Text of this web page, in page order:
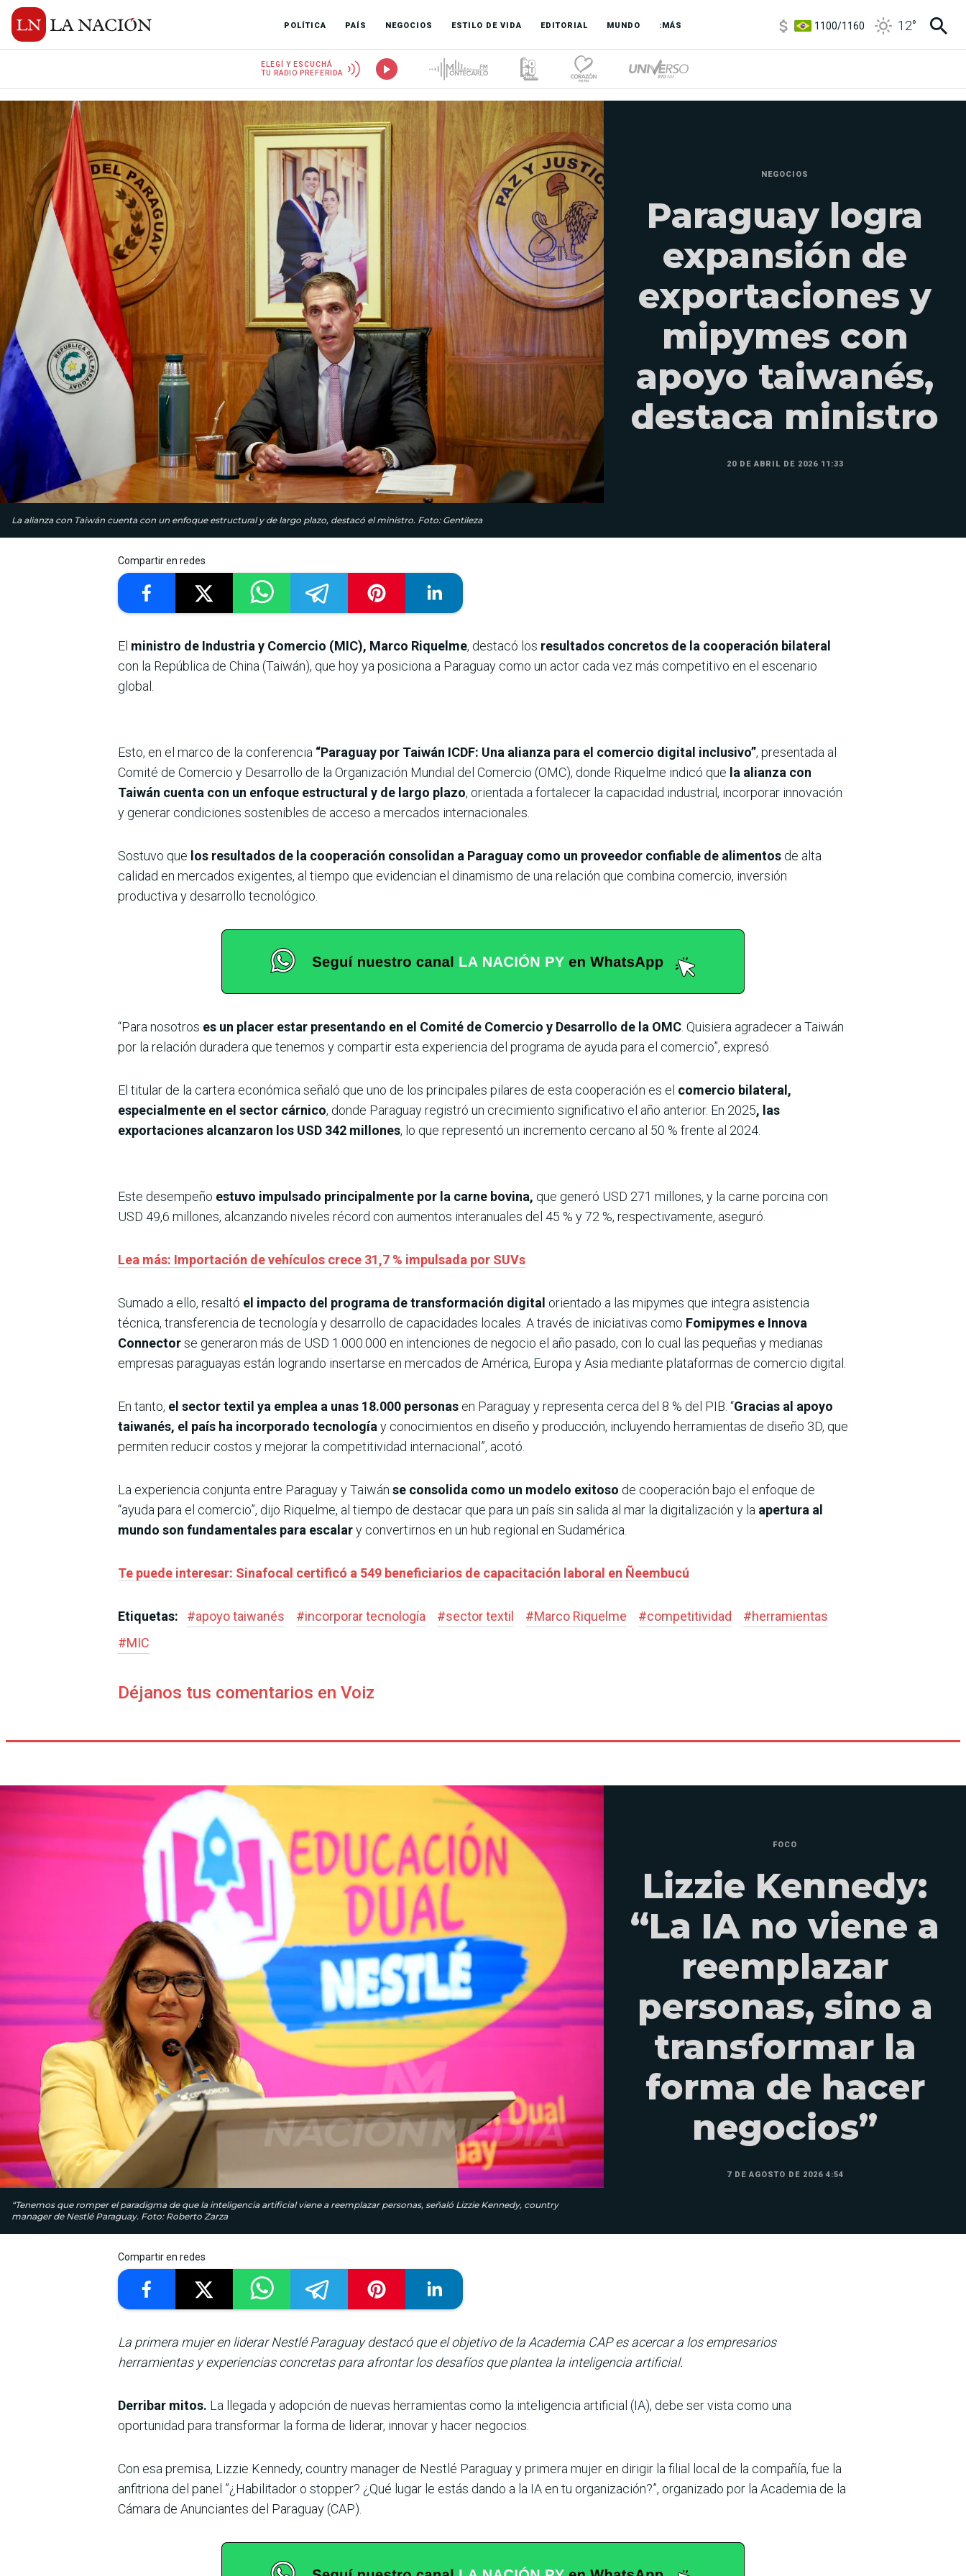
POLÍTICA PAÍS NEGOCIOS ESTILO DE VIDA EDITORIAL MUNDO :MÁS
3,8/4
12°
ELEGÍ Y ESCUCHÁ
TU RADIO PREFERIDA
La alianza con Taiwán cuenta con un enfoque estructural y de largo plazo, destacó el ministro. Foto: Gentileza
NEGOCIOS
Paraguay logra
expansión de
exportaciones y
mipymes con
apoyo taiwanés,
destaca ministro
20 DE ABRIL DE 2026 11:33
Compartir en redes
El ministro de Industria y Comercio (MIC), Marco Riquelme, destacó los resultados concretos de la cooperación bilateral
con la República de China (Taiwán), que hoy ya posiciona a Paraguay como un actor cada vez más competitivo en el escenario
global.
Esto, en el marco de la conferencia “Paraguay por Taiwán ICDF: Una alianza para el comercio digital inclusivo”, presentada al
Comité de Comercio y Desarrollo de la Organización Mundial del Comercio (OMC), donde Riquelme indicó que la alianza con
Taiwán cuenta con un enfoque estructural y de largo plazo, orientada a fortalecer la capacidad industrial, incorporar innovación
y generar condiciones sostenibles de acceso a mercados internacionales.
Sostuvo que los resultados de la cooperación consolidan a Paraguay como un proveedor confiable de alimentos de alta
calidad en mercados exigentes, al tiempo que evidencian el dinamismo de una relación que combina comercio, inversión
productiva y desarrollo tecnológico.
“Para nosotros es un placer estar presentando en el Comité de Comercio y Desarrollo de la OMC . Quisiera agradecer a Taiwán
por la relación duradera que tenemos y compartir esta experiencia del programa de ayuda para el comercio”, expresó.
El titular de la cartera económica señaló que uno de los principales pilares de esta cooperación es el comercio bilateral,
especialmente en el sector cárnico, donde Paraguay registró un crecimiento significativo el año anterior. En 2025, las
exportaciones alcanzaron los USD 342 millones, lo que representó un incremento cercano al 50 % frente al 2024.
Este desempeño estuvo impulsado principalmente por la carne bovina, que generó USD 271 millones, y la carne porcina con
USD 49,6 millones, alcanzando niveles récord con aumentos interanuales del 45 % y 72 %, respectivamente, aseguró.
Lea más: Importación de vehículos crece 31,7 % impulsada por SUVs
Sumado a ello, resaltó el impacto del programa de transformación digital orientado a las mipymes que integra asistencia
técnica, transferencia de tecnología y desarrollo de capacidades locales. A través de iniciativas como Fomipymes e Innova
Connectorse generaron más de USD 1.000.000 en intenciones de negocio el año pasado, con lo cual las pequeñas y medianas
empresas paraguayas están logrando insertarse en mercados de América, Europa y Asia mediante plataformas de comercio digital.
En tanto, el sector textil ya emplea a unas 18.000 personas en Paraguay y representa cerca del 8 % del PIB. “Gracias al apoyo
taiwanés, el país ha incorporado tecnología y conocimientos en diseño y producción, incluyendo herramientas de diseño 3D, que
permiten reducir costos y mejorar la competitividad internacional”, acotó.
La experiencia conjunta entre Paraguay y Taiwán se consolida como un modelo exitoso de cooperación bajo el enfoque de
“ayuda para el comercio”, dijo Riquelme, al tiempo de destacar que para un país sin salida al mar la digitalización y la apertura al
mundo son fundamentales para escalary convertirnos en un hub regional en Sudamérica.
Te puede interesar: Sinafocal certificó a 549 beneficiarios de capacitación laboral en Ñeembucú
Etiquetas: #apoyo taiwanés #incorporar tecnología #sector textil #Marco Riquelme #competitividad #herramientas
#MIC
Déjanos tus comentarios en Voiz
“Tenemos que romper el paradigma de que la inteligencia artificial viene a reemplazar personas, señaló Lizzie Kennedy, country
manager de Nestlé Paraguay. Foto: Roberto Zarza
FOCO
Lizzie Kennedy:
“La IA no viene a
reemplazar
personas, sino a
transformar la
forma de hacer
negocios”
7 DE AGOSTO DE 2026 4:54
Compartir en redes
La primera mujer en liderar Nestlé Paraguay destacó que el objetivo de la Academia CAP es acercar a los empresarios
herramientas y experiencias concretas para afrontar los desafíos que plantea la inteligencia artificial.
Derribar mitos. La llegada y adopción de nuevas herramientas como la inteligencia artificial (IA), debe ser vista como una
oportunidad para transformar la forma de liderar, innovar y hacer negocios.
Con esa premisa, Lizzie Kennedy, country manager de Nestlé Paraguay y primera mujer en dirigir la filial local de la compañía, fue la
anfitriona del panel ”¿Habilitador o stopper? ¿Qué lugar le estás dando a la IA en tu organización?”, organizado por la Academia de la
Cámara de Anunciantes del Paraguay (CAP).